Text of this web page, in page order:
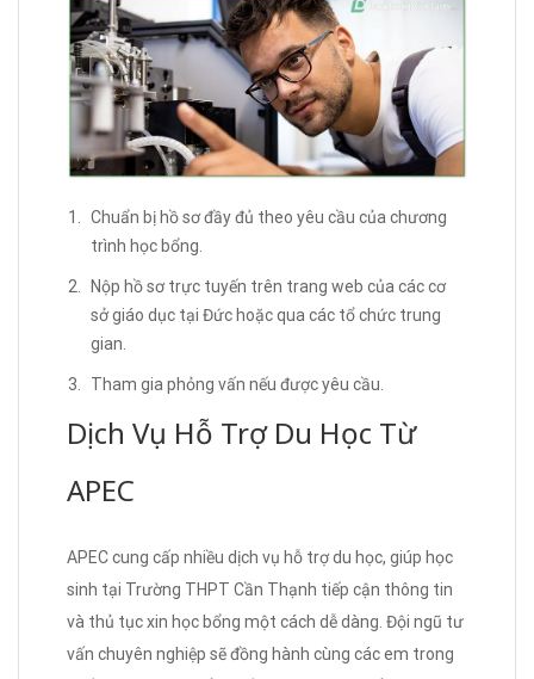
Chuẩn bị hồ sơ đầy đủ theo yêu cầu của chương
trình học bổng.
Nộp hồ sơ trực tuyến trên trang web của các cơ
sở giáo dục tại Đức hoặc qua các tổ chức trung
gian.
Tham gia phỏng vấn nếu được yêu cầu.
Dịch Vụ Hỗ Trợ Du Học Từ
APEC
APEC cung cấp nhiều dịch vụ hỗ trợ du học, giúp học
sinh tại Trường THPT Cần Thạnh tiếp cận thông tin
và thủ tục xin học bổng một cách dễ dàng. Đội ngũ tư
vấn chuyên nghiệp sẽ đồng hành cùng các em trong